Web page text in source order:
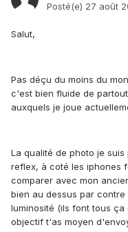
Posté(e) 27 août
Salut,
Pas déçu du moins du
c'est bien fluide de
auxquels je joue
La qualité de photo je
reflex, à coté les iphones
comparer avec mon
bien au dessus par
luminosité (ils font tous
objectif t'as moyen